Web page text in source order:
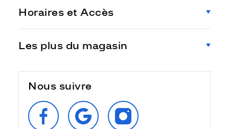
Horaires et Accès
Les plus du magasin
Nous suivre
SUIVEZ‑NOUS
SUR
FACEBOOK
RETROUVEZ‑NOUS
SUR
GOOGLE
SUIVEZ‑NOUS
SUR
INSTAGRAM